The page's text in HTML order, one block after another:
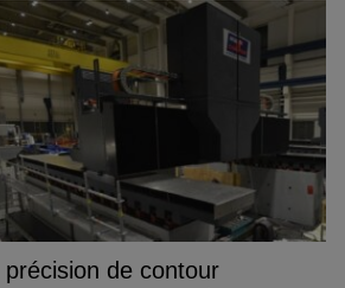
de contour